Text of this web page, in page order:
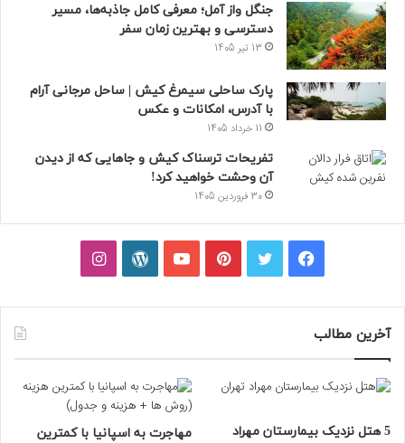
جنگل واز آمل؛ معرفی کامل جاذبه‌ها، مسیر
دسترسی و بهترین زمان سفر
13 تیر 1405
پارک ساحلی سیمرغ کیش | ساحل مرجانی آرام
با آدرس، امکانات و عکس
11 خرداد 1405
تفریحات ترسناک کیش و جاهایی که از دیدن
آن وحشت خواهید کرد!
30 فروردین 1405
فیسبوکتوییترپینتریستیوتیوبوردپرساینستاگرام
آخرین مطالب
5 هتل نزدیک بیمارستان مهراد
مهاجرت به اسپانیا با کمترین